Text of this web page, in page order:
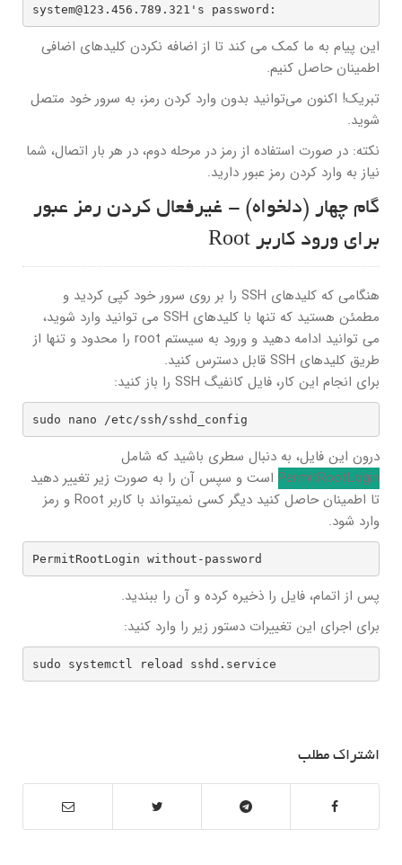
system@123.456.789.321's password:
این پیام به ما کمک می کند تا از اضافه نکردن کلیدهای اضافی
اطمینان حاصل کنیم.
تبریک! اکنون می‌توانید بدون وارد کردن رمز، به سرور خود متصل
شوید.
نکته: در صورت استفاده از رمز در مرحله دوم، در هر بار اتصال، شما
نیاز به وارد کردن رمز عبور دارید.
گام چهار (دلخواه) - غیرفعال کردن رمز عبور
برای ورود کاربر Root
هنگامی که کلیدهای SSH را بر روی سرور خود کپی کردید و
مطمئن هستید که تنها با کلیدهای SSH می توانید وارد شوید،
می توانید ادامه دهید و ورود به سیستم root را محدود و تنها از
طریق کلیدهای SSH قابل دسترس کنید.
برای انجام این کار، فایل کانفیگ SSH را باز کنید:
sudo nano /etc/ssh/sshd_config
درون این فایل، به دنبال سطری باشید که شامل
PermitRootLogin است و سپس آن را به صورت زیر تغییر دهید
تا اطمینان حاصل کنید دیگر کسی نمیتواند با کاربر Root و رمز
وارد شود.
PermitRootLogin without-password
پس از اتمام، فایل را ذخیره کرده و آن را ببندید.
برای اجرای این تغییرات دستور زیر را وارد کنید:
sudo systemctl reload sshd.service
اشتراک مطلب